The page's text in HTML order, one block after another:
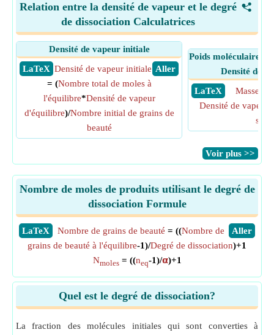
<
Relation entre la densité de vapeur et le degré
de dissociation Calculatrices
Densité de vapeur initiale
​ LaTeX
​ Aller
Densité de vapeur initiale
= (Nombre total de moles à
l'équilibre*Densité de vapeur
d'équilibre)/Nombre initial de grains de
beauté
Poids moléculaire de
Densité de
​ LaTeX
Masse
Densité de vapeur
​Voir plus >>
Nombre de moles de produits utilisant le degré de
dissociation Formule
​LaTeX ​Aller
Nombre de grains de beauté = ((Nombre de
grains de beauté à l'équilibre-1)/Degré de dissociation)+1
Nmoles= ((neq-1)/𝝰)+1
Quel est le degré de dissociation?
La fraction des molécules initiales qui sont converties à